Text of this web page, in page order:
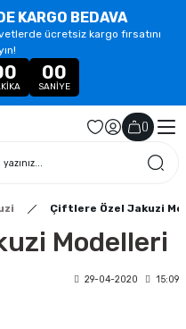
KARGO BEDAVA
ücretsiz kargo fırsatını
00
SANIYE
()
Çiftlere Özel Jakuzi
Modelleri
29-04-2020 15:09